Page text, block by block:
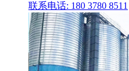
联系电话: 180 3780 8511